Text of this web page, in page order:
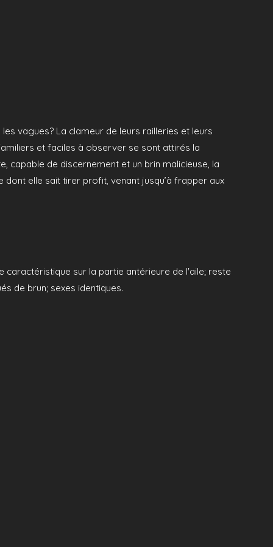
vagues? La clameur de leurs railleries et leurs
et faciles à observer se sont attirés la
capable de discernement et un brin malicieuse, la
elle sait tirer profit, venant jusqu’à frapper aux
caractéristique sur la partie antérieure de l'aile; reste
de brun; sexes identiques.